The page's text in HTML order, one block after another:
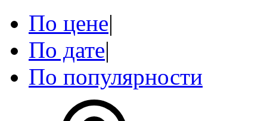
По цене|
По дате|
По популярности